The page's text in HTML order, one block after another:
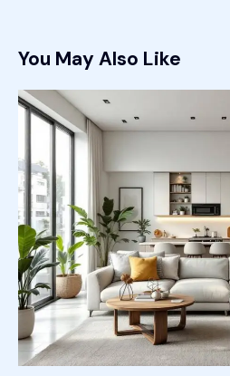
You May Also Like